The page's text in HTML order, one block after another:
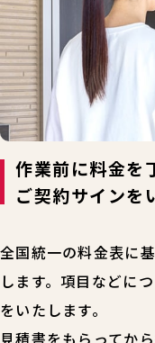
作業前に料金を
ご契約サインを
全国統一の料金表に
します。項目などに
をいたします。